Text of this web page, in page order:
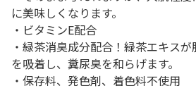
に美味しくなります。
・ビタミンE配合
・緑茶消臭成分配合！緑茶エキス
を吸着し、糞尿臭を和らげます。
・保存料、発色剤、着色料不使用